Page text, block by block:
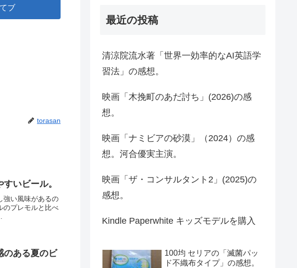
ブ
torasan
いビール。
強い風味があるの
のプレモルと比べ
のある夏のビ
最近の投稿
清涼院流水著「世界一効率的なAI英語学
習法」の感想。
映画「木挽町のあだ討ち」(2026)の感
想。
映画「ナミビアの砂漠」（2024）の感
想。河合優実主演。
映画「ザ・コンサルタント2」(2025)の
感想。
Kindle Paperwhite キッズモデルを購入
100均 セリアの「滅菌パッ
ド不織布タイプ」の感想。